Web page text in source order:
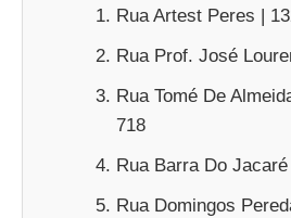
Rua Artest Peres |
Rua Prof. José
Rua Tomé De
718
Rua Barra Do
Rua Domingos